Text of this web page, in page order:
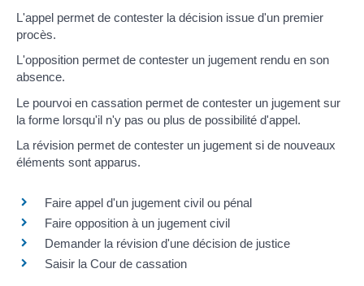
L'appel permet de contester la décision issue d'un premier
procès.
L'opposition permet de contester un jugement rendu en son
absence.
Le pourvoi en cassation permet de contester un jugement sur
la forme lorsqu'il n'y pas ou plus de possibilité d'appel.
La révision permet de contester un jugement si de nouveaux
éléments sont apparus.
Faire appel d'un jugement civil ou pénal
Faire opposition à un jugement civil
Demander la révision d'une décision de justice
Saisir la Cour de cassation